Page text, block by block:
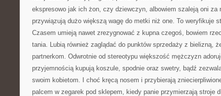
ekspresowo jak ich żon, czy dziewczyn, albowiem szaleją oni za
przywiązują dużo większą wagę do metki niż one. To weryfikuje
Czasem umieją nawet zrezygnować z kupna czegoś, bowiem
tania. Lubią również zaglądać do punktów sprzedaży z bielizną,
partnerkom. Odwrotnie od stereotypu większość mężczyzn
przyjemnością kupują koszule, spodnie oraz swetry, bądź
swoim kobietom. I choć kręcą nosem i przybierają
palcem w zegarek pod sklepem, kiedy panie przymierzają stroje